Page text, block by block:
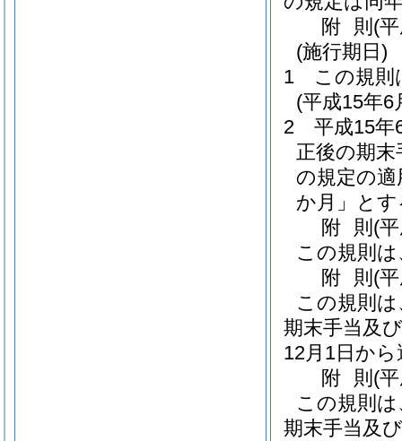
附 則 (
(施行期日)
1
この規則
(平成15年
2
平成15
正後の期
の規定の
か月」と
附 則 (
この規則
附 則 (
この規則
期末手当及
12月1日か
附 則 (
この規則
期末手当及